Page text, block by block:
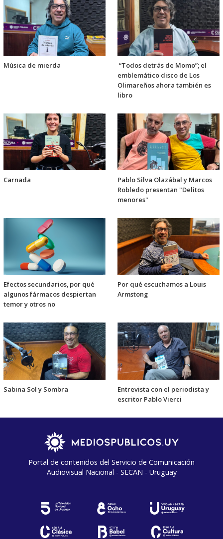
Música de mierda
“Todos detrás de Momo”; el
emblemático disco de Los
Olimareños ahora también es
libro
Carnada
Pablo Silva Olazábal y Marcos
Robledo presentan "Delitos
menores"
Efectos secundarios, por qué
algunos fármacos despiertan
temor y otros no
Por qué escuchamos a Louis
Armstong
Sabina Sol y Sombra
Entrevista con el periodista y
escritor Pablo Vierci
Portal de contenidos del Servicio de Comunicación
Audiovisual Nacional - SECAN - Uruguay